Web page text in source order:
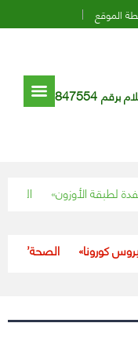
الموقع
برقم 847554
“التجارة” الأوزون
“الصحة”: تسجيل 531 حالة إصابة بكورونا خلال الـ24 ساعة الماضية